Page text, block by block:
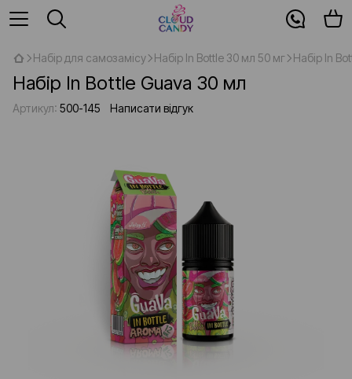
Набір для самозамісу Набір In Bottle 30 мл 50 мг Набір In
Набір In Bottle Guava 30 мл
Артикул: 500-145 Написати відгук